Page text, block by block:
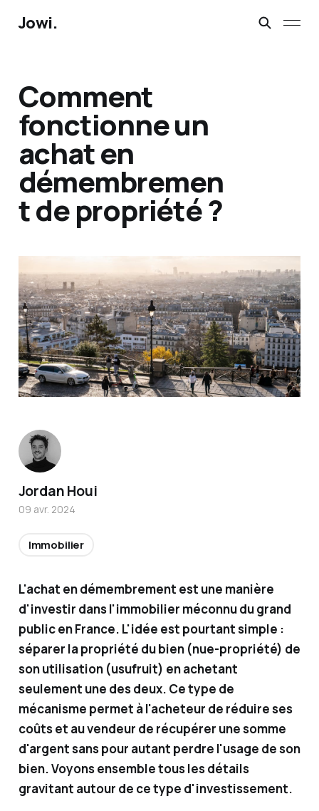
Jowi.
Comment
fonctionne un
achat en
démembremen
t de propriété ?
L'achat en démembrement est une manière
d'investir dans l'immobilier méconnu du grand
public en France. L'idée est pourtant simple :
séparer la propriété du bien (nue-propriété) de
son utilisation (usufruit) en achetant
seulement une des deux. Ce type de
mécanisme permet à l'acheteur de réduire ses
coûts et au vendeur de récupérer une somme
d'argent sans pour autant perdre l'usage de son
bien. Voyons ensemble tous les détails
gravitant autour de ce type d'investissement.
Titulair
e de la
ation
conseill
er en
investi
sseme
nts
financi
ers, je
vous
partag
e des
solutio
ns
Jordan Houi
09 avr. 2024
Immobilier